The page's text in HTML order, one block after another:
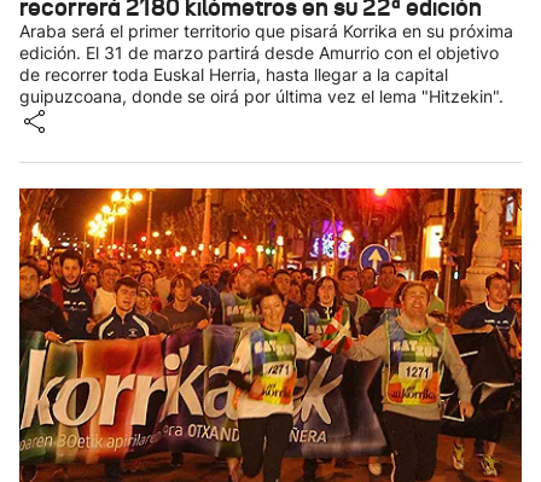
recorrerá 2180 kilómetros en su 22ª edición
Araba será el primer territorio que pisará Korrika en su próxima
edición. El 31 de marzo partirá desde Amurrio con el objetivo
de recorrer toda Euskal Herria, hasta llegar a la capital
guipuzcoana, donde se oirá por última vez el lema "Hitzekin".